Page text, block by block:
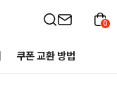
쿠폰 교환 방법
0